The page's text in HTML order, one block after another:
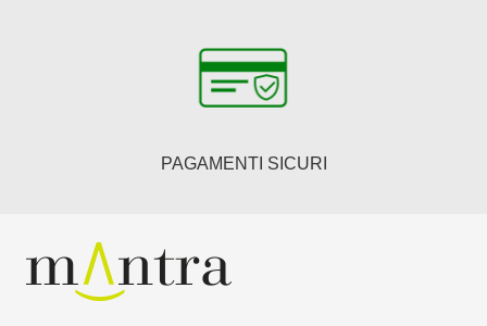
PAGAMENTI SICURI